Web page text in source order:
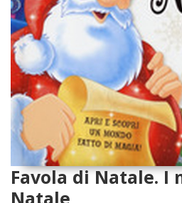
Favola di Natale. I
Natale